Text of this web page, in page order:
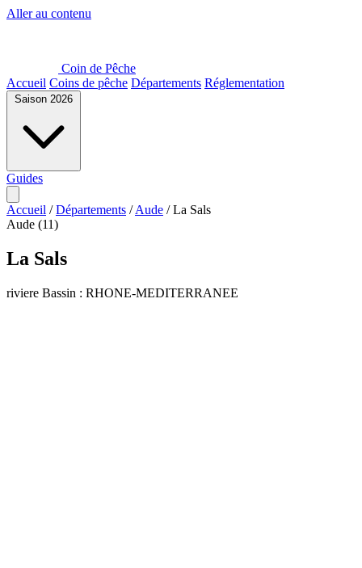
Aller au contenu
Coin de Pêche
Accueil Coins de pêche Départements Réglementation
Saison 2026
Guides
Accueil / Départements / Aude / La Sals
Aude (11)
La Sals
riviere Bassin : RHONE-MEDITERRANEE